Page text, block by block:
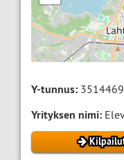
Y-tunnus:
Yrityksen nimi: